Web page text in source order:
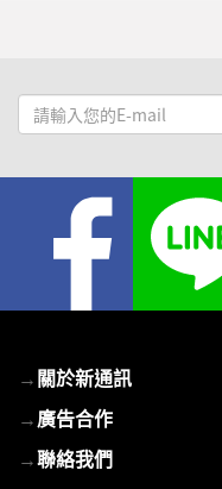
請
輸
→關於新通訊
→廣告合作
→聯絡我們